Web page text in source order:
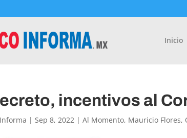
Inicio
incentivos al
|Sep 8, 2022 |Al Momento, Mauricio Flores,